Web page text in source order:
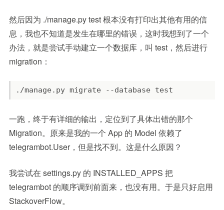
然后因为 ./manage.py test 根本没有打印出其他有用的信
息，我也不知道是发生在哪里的错误，这时我想到了一个
办法，就是尝试手动建立一个数据库，叫 test，然后进行
migration：
一跑，终于有详细的输出，定位到了具体出错的那个
Migration。原来是我的一个 App 的 Model 依赖了
telegrambot.User，但是找不到。这是什么原因？
我尝试在 settings.py 的 INSTALLED_APPS 把
telegrambot 的顺序调到前面来，也没有用。于是只好启用
StackoverFlow。